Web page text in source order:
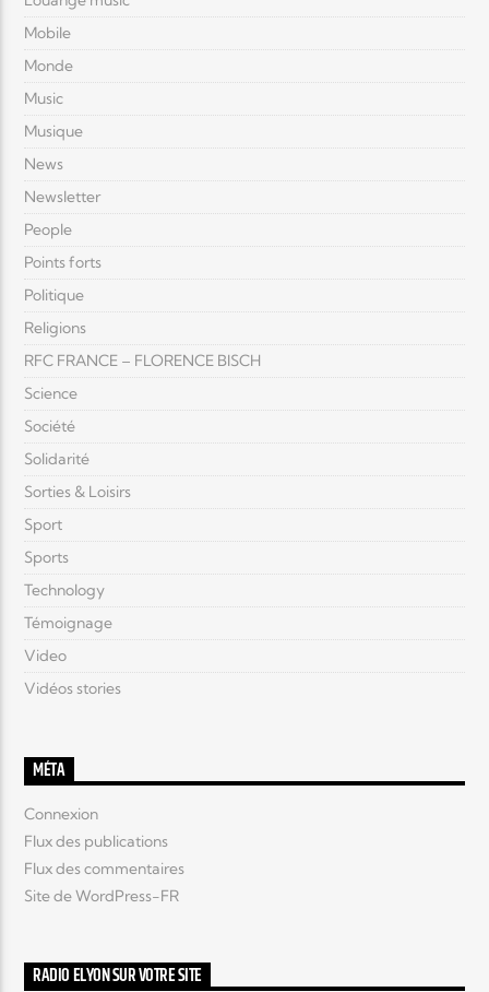
Mobile
Monde
Music
Musique
News
Newsletter
People
Points forts
Politique
Religions
RFC FRANCE – FLORENCE BISCH
Science
Société
Solidarité
Sorties & Loisirs
Sport
Sports
Technology
Témoignage
Video
Vidéos stories
MÉTA
Connexion
Flux des publications
Flux des commentaires
Site de WordPress-FR
RADIO ELYON SUR VOTRE SITE